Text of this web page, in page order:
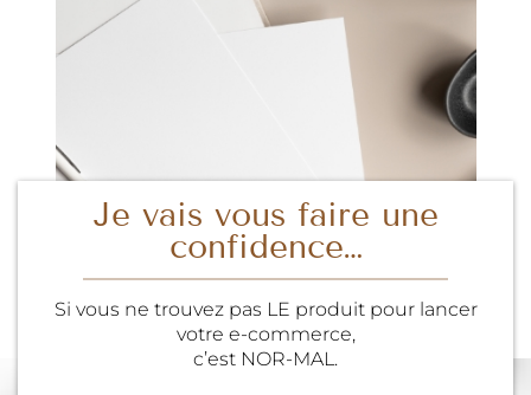
Je vais vous faire une
confidence…
Si vous ne trouvez pas LE produit pour lancer
votre e-commerce,
c’est NOR-MAL.